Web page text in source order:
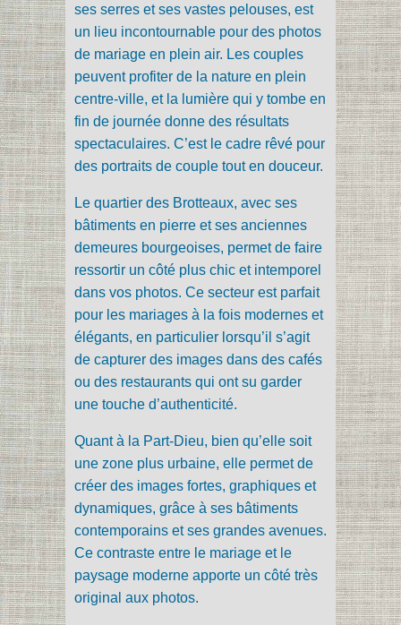
ses serres et ses vastes pelouses, est
un lieu incontournable pour des photos
de mariage en plein air. Les couples
peuvent profiter de la nature en plein
centre-ville, et la lumière qui y tombe en
fin de journée donne des résultats
spectaculaires. C’est le cadre rêvé pour
des portraits de couple tout en douceur.
Le quartier des Brotteaux, avec ses
bâtiments en pierre et ses anciennes
demeures bourgeoises, permet de faire
ressortir un côté plus chic et intemporel
dans vos photos. Ce secteur est parfait
pour les mariages à la fois modernes et
élégants, en particulier lorsqu’il s’agit
de capturer des images dans des cafés
ou des restaurants qui ont su garder
une touche d’authenticité.
Quant à la Part-Dieu, bien qu’elle soit
une zone plus urbaine, elle permet de
créer des images fortes, graphiques et
dynamiques, grâce à ses bâtiments
contemporains et ses grandes avenues.
Ce contraste entre le mariage et le
paysage moderne apporte un côté très
original aux photos.